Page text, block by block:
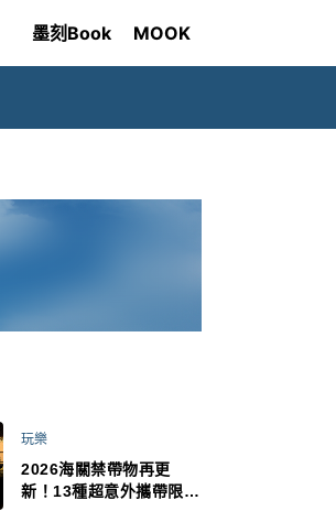
墨刻Book MOOK
玩樂
2026海關禁帶物再更
新！13種超意外攜帶限